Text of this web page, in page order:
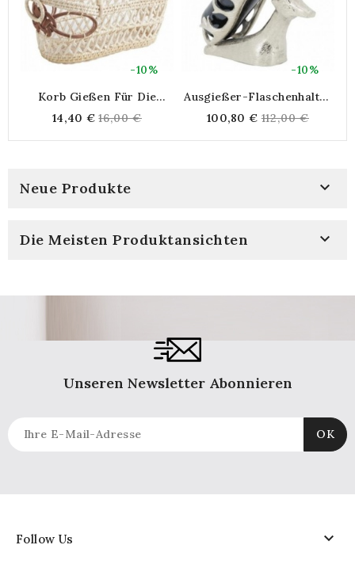
-10%
Korb Gießen Für Die
14,40 € Regular
price
16,00 €
-10%
Ausgießer-Flaschenhalter
Hirschform
100,80 € Regular
price
112,00 €
Neue Produkte 
Die Meisten Produktansichten 
Unseren Newsletter Abonnieren
Follow Us 